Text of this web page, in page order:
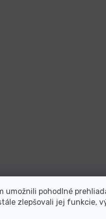
umožnili pohodlné
zlepšovali jej funkcie,